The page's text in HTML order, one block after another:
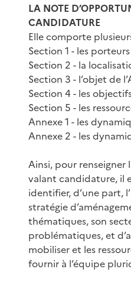
LA NOTE
CANDIDATURE
Elle comporte
Section 1 - les
Section 2 - la
Section 3 - l’objet de
Section 4 - les
Section 5 - les
Annexe 1 - les
Annexe 2 - les
Ainsi, pour
valant candidature, il
identifier, d’une part,
stratégie
thématiques, son
problématiques, et
mobiliser et les
fournir à l’équipe